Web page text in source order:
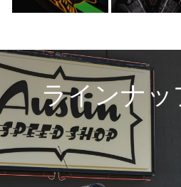
ラインナッ